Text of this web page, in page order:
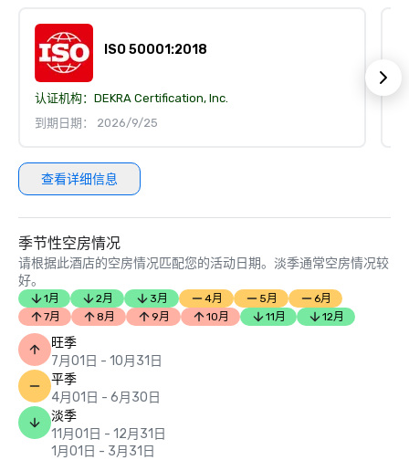
ISO 50001:2018
认证机构： DEKRA Certification, Inc.
到期日期： 2026/9/25
查看详细信息
季节性空房情况
请根据此酒店的空房情况匹配您的活动日期。淡季通常空房情况较
好。
1月 2月 3月 4月 5月
6月
7月
8月 9月 10月 11月 12月
旺季
7月01日 - 10月31日
平季
4月01日 - 6月30日
淡季
11月01日 - 12月31日
1月01日 - 3月31日